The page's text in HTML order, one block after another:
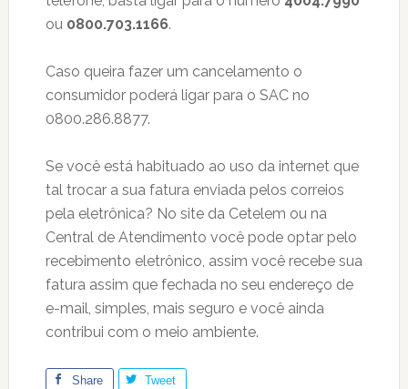
ou 0800.703.1166.
Caso queira fazer um cancelamento o
consumidor poderá ligar para o SAC no
0800.286.8877.
Se você está habituado ao uso da internet que
tal trocar a sua fatura enviada pelos correios
pela eletrônica? No site da Cetelem ou na
Central de Atendimento você pode optar pelo
recebimento eletrônico, assim você recebe sua
fatura assim que fechada no seu endereço de
e-mail, simples, mais seguro e você ainda
contribui com o meio ambiente.
Share Tweet